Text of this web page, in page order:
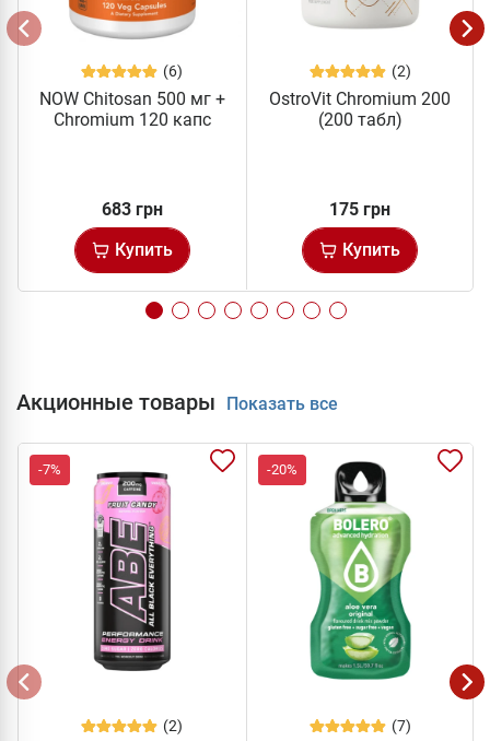
(6)
NOW Chitosan 500 мг +
Сhromium 120 капс
683 грн
Купить
(2)
OstroVit Chromium 200
(200 табл)
175 грн
Купить
Акционные товары Показать все
-7%
(2)
-20%
(7)